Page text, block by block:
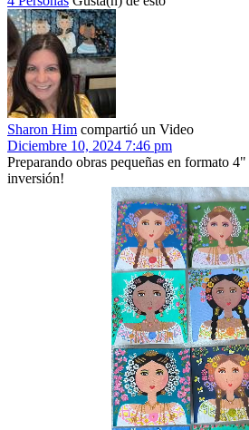
Sharon Him compartió un Video
Diciembre 10, 2024 7:46 pm
Preparando obras pequeñas en formato
inversión!